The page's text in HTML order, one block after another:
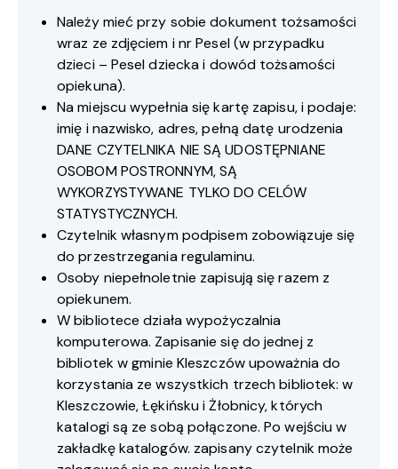
Należy mieć przy sobie dokument tożsamości
wraz ze zdjęciem i nr Pesel (w przypadku
dzieci – Pesel dziecka i dowód tożsamości
opiekuna).
Na miejscu wypełnia się kartę zapisu, i podaje:
imię i nazwisko, adres, pełną datę urodzenia
DANE CZYTELNIKA NIE SĄ UDOSTĘPNIANE
OSOBOM POSTRONNYM, SĄ
WYKORZYSTYWANE TYLKO DO CELÓW
STATYSTYCZNYCH.
Czytelnik własnym podpisem zobowiązuje się
do przestrzegania regulaminu.
Osoby niepełnoletnie zapisują się razem z
opiekunem.
W bibliotece działa wypożyczalnia
komputerowa. Zapisanie się do jednej z
bibliotek w gminie Kleszczów upoważnia do
korzystania ze wszystkich trzech bibliotek: w
Kleszczowie, Łękińsku i Żłobnicy, których
katalogi są ze sobą połączone. Po wejściu w
zakładkę katalogów. zapisany czytelnik może